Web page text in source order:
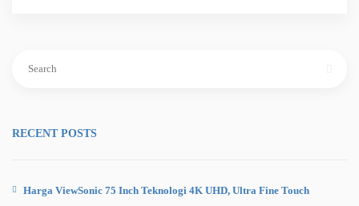
RECENT POSTS
Harga ViewSonic 75 Inch Teknologi 4K UHD, Ultra Fine Touch